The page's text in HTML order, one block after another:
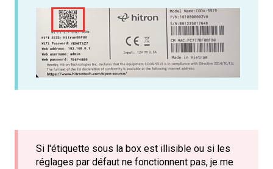
Si l'étiquette sous la box est illisible ou si les
réglages par défaut ne fonctionnent pas, je me